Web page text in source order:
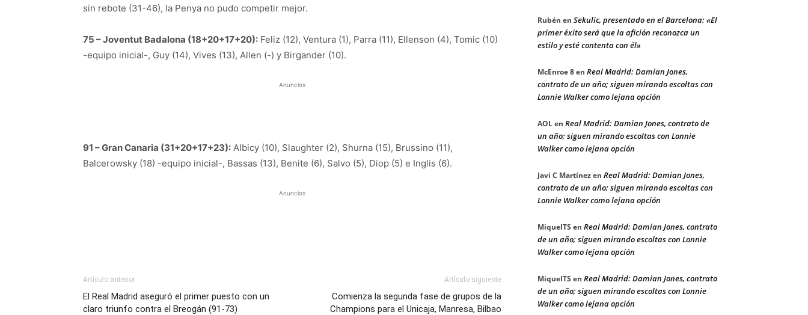
sin rebote (31-46), la Penya no pudo competir mejor.
75 – Joventut Badalona (18+20+17+20): Feliz (12), Ventura (1), Parra (11), Ellenson (4), Tomic (10)
-equipo inicial-, Guy (14), Vives (13), Allen (-) y Birgander (10).
Anuncios
91 – Gran Canaria (31+20+17+23): Albicy (10), Slaughter (2), Shurna (15), Brussino (11),
Balcerowsky (18) -equipo inicial-, Bassas (13), Benite (6), Salvo (5), Diop (5) e Inglis (6).
Anuncios
Artículo anterior
El Real Madrid aseguró el primer puesto con un
claro triunfo contra el Breogán (91-73)
Artículo siguiente
Comienza la segunda fase de grupos de la
Champions para el Unicaja, Manresa, Bilbao
Rubén en Sekulic, presentado en el Barcelona: «El
primer éxito será que la afición reconozca un
estilo y esté contenta con él»
McEnroe 8en Real Madrid: Damian Jones,
contrato de un año; siguen mirando escoltas con
Lonnie Walker como lejana opción
AOLen Real Madrid: Damian Jones, contrato de
un año; siguen mirando escoltas con Lonnie
Walker como lejana opción
Javi C Martínezen Real Madrid: Damian Jones,
contrato de un año; siguen mirando escoltas con
Lonnie Walker como lejana opción
MiquelTS en Real Madrid: Damian Jones, contrato
de un año; siguen mirando escoltas con Lonnie
Walker como lejana opción
MiquelTS en Real Madrid: Damian Jones, contrato
de un año; siguen mirando escoltas con Lonnie
Walker como lejana opción